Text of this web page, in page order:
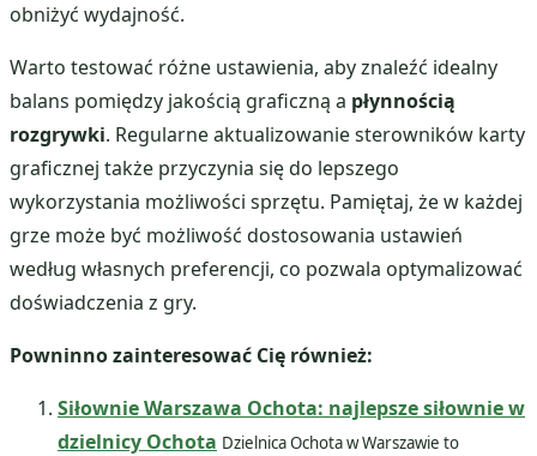
obniżyć wydajność.
Warto testować różne ustawienia, aby znaleźć idealny
balans pomiędzy jakością graficzną a płynnością
rozgrywki. Regularne aktualizowanie sterowników karty
graficznej także przyczynia się do lepszego
wykorzystania możliwości sprzętu. Pamiętaj, że w każdej
grze może być możliwość dostosowania ustawień
według własnych preferencji, co pozwala optymalizować
doświadczenia z gry.
Powninno zainteresować Cię również:
Siłownie Warszawa Ochota: najlepsze siłownie w
dzielnicy Ochota Dzielnica Ochota w Warszawie to